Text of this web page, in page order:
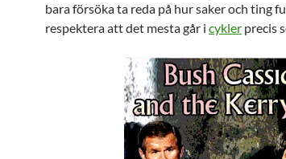
bara försöka ta reda på hur saker och ting
respektera att det mesta går i cykler precis